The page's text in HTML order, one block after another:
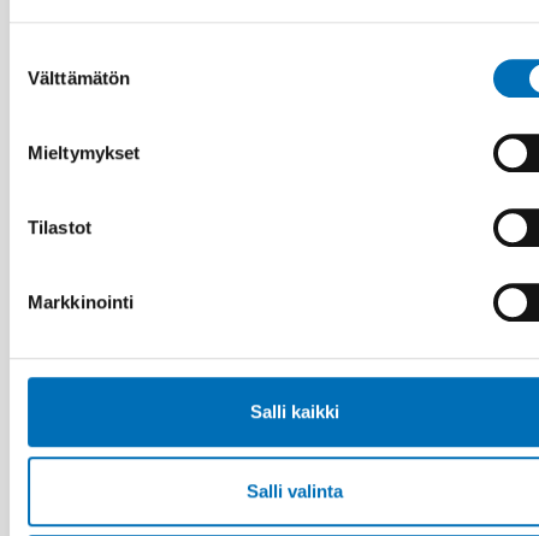
valinta
Välttämätön
Mieltymykset
Tilastot
Markkinointi
Salli kaikki
Salli valinta
14 tammi 2020
Manual